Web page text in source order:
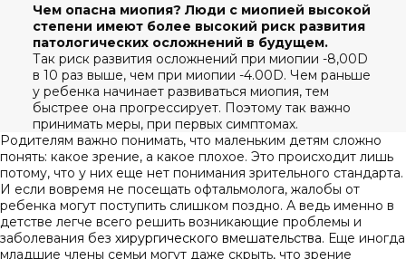
Чем опасна миопия? Люди с миопией высокой
степени имеют более высокий риск развития
патологических осложнений в будущем.
Так риск развития осложнений при миопии -8,00D
в 10 раз выше, чем при миопии -4.00D. Чем раньше
у ребенка начинает развиваться миопия, тем
быстрее она прогрессирует. Поэтому так важно
принимать меры, при первых симптомах.
Родителям важно понимать, что маленьким детям сложно
понять: какое зрение, а какое плохое. Это происходит лишь
потому, что у них еще нет понимания зрительного стандарта.
И если вовремя не посещать офтальмолога, жалобы от
ребенка могут поступить слишком поздно. А ведь именно в
детстве легче всего решить возникающие проблемы и
заболевания без хирургического вмешательства. Еще иногда
младшие члены семьи могут даже скрыть, что зрение